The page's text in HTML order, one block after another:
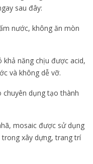
sau đây:
nước, không ăn mòn
năng chịu được acid,
và không dễ vỡ.
chuyên dụng tạo thành
mosaic được sử dụng
xây dựng, trang trí